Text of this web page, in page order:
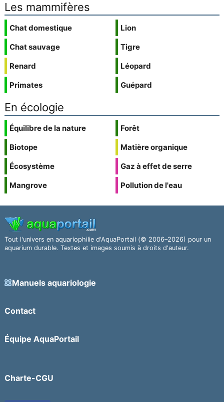
Les mammifères
Chat domestique
Chat sauvage
Renard
Primates
Lion
Tigre
Léopard
Guépard
En écologie
Équilibre de la nature
Biotope
Écosystème
Mangrove
Forêt
Matière organique
Gaz à effet de serre
Pollution de l'eau
Tout l'univers en aquariophilie d'AquaPortail (© 2006–2026) pour un
aquarium durable. Textes et images soumis à droits d'auteur.
Manuels aquariologie
Contact
Équipe AquaPortail
Charte-CGU